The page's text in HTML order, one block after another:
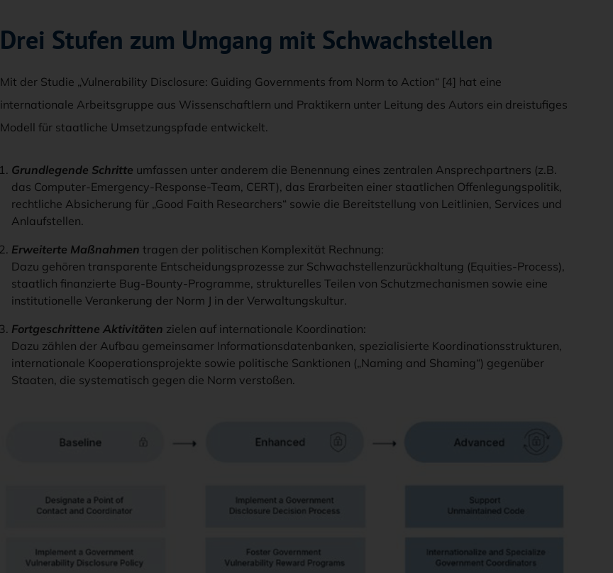
Drei Stufen zum Umgang mit Schwachstellen
Mit der Studie „Vulnerability Disclosure: Guiding Governments from Norm to Action“ [4] hat eine
internationale Arbeitsgruppe aus Wissenschaftlern und Praktikern unter Leitung des Autors ein dreistufiges
Modell für staatliche Umsetzungspfade entwickelt.
Grundlegende Schritte umfassen unter anderem die Benennung eines zentralen Ansprechpartners (z.B.
das Computer-Emergency-Response-Team, CERT), das Erarbeiten einer staatlichen Offenlegungspolitik,
rechtliche Absicherung für „Good Faith Researchers“ sowie die Bereitstellung von Leitlinien, Services und
Anlaufstellen.
Erweiterte Maßnahmen tragen der politischen Komplexität Rechnung:
Dazu gehören transparente Entscheidungsprozesse zur Schwachstellenzurückhaltung (Equities-Process),
staatlich finanzierte Bug-Bounty-Programme, strukturelles Teilen von Schutzmechanismen sowie eine
institutionelle Verankerung der Norm J in der Verwaltungskultur.
Fortgeschrittene Aktivitäten zielen auf internationale Koordination:
Dazu zählen der Aufbau gemeinsamer Informationsdatenbanken, spezialisierte Koordinationsstrukturen,
internationale Kooperationsprojekte sowie politische Sanktionen („Naming and Shaming“) gegenüber
Staaten, die systematisch gegen die Norm verstoßen.